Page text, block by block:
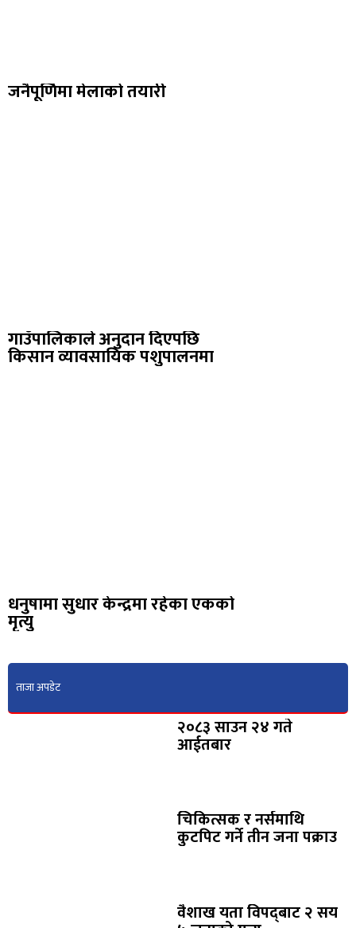
जनैपूर्णिमा मेलाको तयारी
गाउँपालिकाले अनुदान दिएपछि
किसान व्यावसायिक पशुपालनमा
धनुषामा सुधार केन्द्रमा रहेका एकको
मृत्यु
ताजा अपडेट
२०८३ साउन २४ गते
आईतबार
चिकित्सक र नर्समाथि
कुटपिट गर्ने तीन जना पक्राउ
वैशाख यता विपद्‌बाट २ सय